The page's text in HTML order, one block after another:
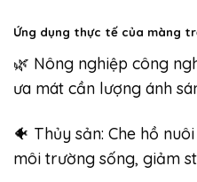
Ứng dụng thực tế của màng
🌿 Nông nghiệp công
ưa mát cần lượng ánh
🐠 Thủy sản: Che hồ
môi trường sống, giảm